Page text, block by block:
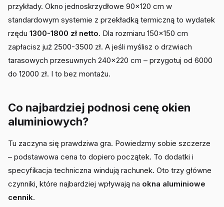
przykłady. Okno jednoskrzydłowe 90x120 cm w
standardowym systemie z przekładką termiczną to wydatek
rzędu 1300-1800 zł netto. Dla rozmiaru 150x150 cm
zapłacisz już 2500-3500 zł. A jeśli myślisz o drzwiach
tarasowych przesuwnych 240x220 cm – przygotuj od 6000
do 12000 zł. I to bez montażu.
Co najbardziej podnosi cenę okien
aluminiowych?
Tu zaczyna się prawdziwa gra. Powiedzmy sobie szczerze
– podstawowa cena to dopiero początek. To dodatki i
specyfikacja techniczna windują rachunek. Oto trzy główne
czynniki, które najbardziej wpływają na okna aluminiowe
cennik.